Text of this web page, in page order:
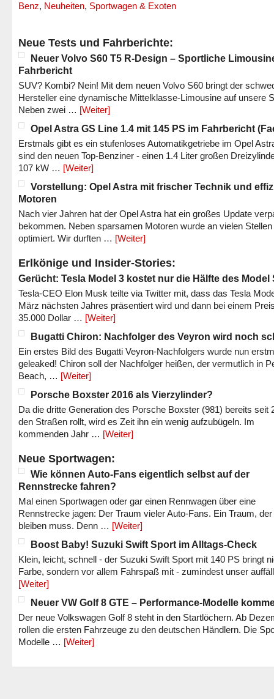
Benz, Neuheiten, Sportwagen & Exoten
Neue Tests und Fahrberichte:
Neuer Volvo S60 T5 R-Design – Sportliche
Fahrbericht
SUV? Kombi? Nein! Mit dem neuen Volvo S60 bringt der
Hersteller eine dynamische Mittelklasse-Limousine auf unsere
Neben zwei … [Weiter]
Opel Astra GS Line 1.4 mit 145 PS im Fahrbericht
Erstmals gibt es ein stufenloses Automatikgetriebe im Opel
sind den neuen Top-Benziner - einen 1.4 Liter großen
107 kW … [Weiter]
Vorstellung: Opel Astra mit frischer Technik und
Motoren
Nach vier Jahren hat der Opel Astra hat ein großes Update
bekommen. Neben sparsamen Motoren wurde an vielen Stellen
optimiert. Wir durften … [Weiter]
Erlkönige und Insider-Stories:
Gerücht: Tesla Model 3 kostet nur die Hälfte des Model
Tesla-CEO Elon Musk teilte via Twitter mit, dass das Tesla
März nächsten Jahres präsentiert wird und dann bei einem
35.000 Dollar … [Weiter]
Bugatti Chiron: Nachfolger des Veyron wird noch
Ein erstes Bild des Bugatti Veyron-Nachfolgers wurde nun
geleaked! Chiron soll der Nachfolger heißen, der vermutlich in
Beach, … [Weiter]
Porsche Boxster 2016 als Vierzylinder?
Da die dritte Generation des Porsche Boxster (981) bereits seit
den Straßen rollt, wird es Zeit ihn ein wenig aufzubügeln. Im
kommenden Jahr … [Weiter]
Neue Sportwagen:
Wie können Auto-Fans eigentlich selbst auf der
Rennstrecke fahren?
Mal einen Sportwagen oder gar einen Rennwagen über eine
Rennstrecke jagen: Der Traum vieler Auto-Fans. Ein Traum,
bleiben muss. Denn … [Weiter]
Boost Baby! Suzuki Swift Sport im Alltags-Check
Klein, leicht, schnell - der Suzuki Swift Sport mit 140 PS bringt
Farbe, sondern vor allem Fahrspaß mit - zumindest unser
[Weiter]
Neuer VW Golf 8 GTE – Performance-Modelle
Der neue Volkswagen Golf 8 steht in den Startlöchern. Ab
rollen die ersten Fahrzeuge zu den deutschen Händlern. Die
Modelle … [Weiter]